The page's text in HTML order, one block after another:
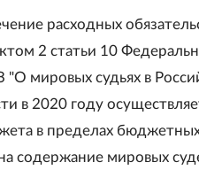
расходных
2 статьи 10
"О мировых судьях в
в 2020 году
в пределах бюджетных
содержание мировых